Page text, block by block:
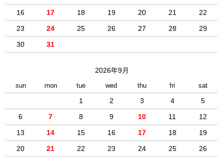
16
17 18 19 20 21
22
23
24 25 26 27 28
29
30
31
2026年9月
sun mon tue wed thu fri sat
1 2 3 4
5
6
7 8 9 10 11
12
13
14 15 16 17 18
19
20
21 22 23 24 25
26